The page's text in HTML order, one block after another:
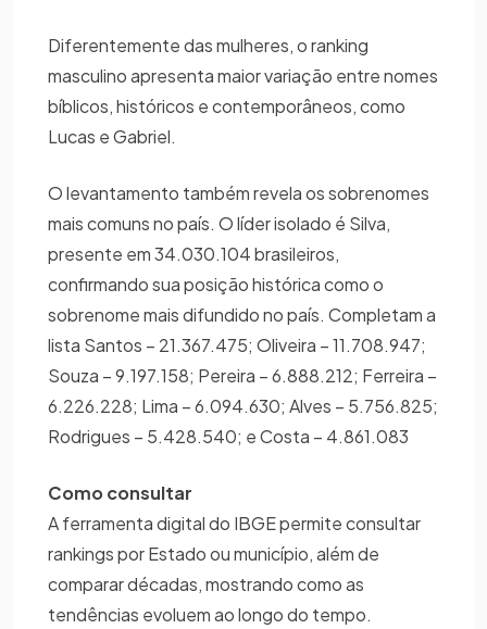
Diferentemente das mulheres, o ranking
masculino apresenta maior variação entre nomes
bíblicos, históricos e contemporâneos, como
Lucas e Gabriel.
O levantamento também revela os sobrenomes
mais comuns no país. O líder isolado é Silva,
presente em 34.030.104 brasileiros,
confirmando sua posição histórica como o
sobrenome mais difundido no país. Completam a
lista Santos – 21.367.475; Oliveira – 11.708.947;
Souza – 9.197.158; Pereira – 6.888.212; Ferreira –
6.226.228; Lima – 6.094.630; Alves – 5.756.825;
Rodrigues – 5.428.540; e Costa – 4.861.083
Como consultar
A ferramenta digital do IBGE permite consultar
rankings por Estado ou município, além de
comparar décadas, mostrando como as
tendências evoluem ao longo do tempo.